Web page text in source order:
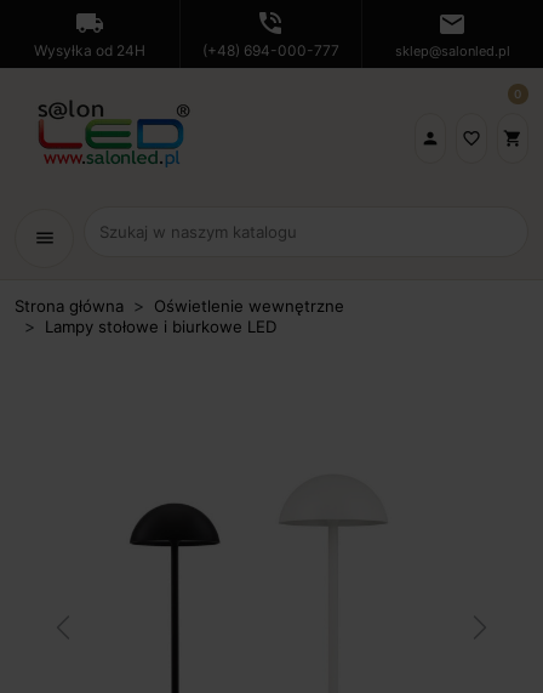
local_shipping
Wysyłka od 24H
phone_in_talk
(+48) 694-000-777
mail
sklep@salonled.pl
 favorite_border shopping_cart
0
menu
Strona główna
Oświetlenie wewnętrzne
Lampy stołowe i biurkowe LED